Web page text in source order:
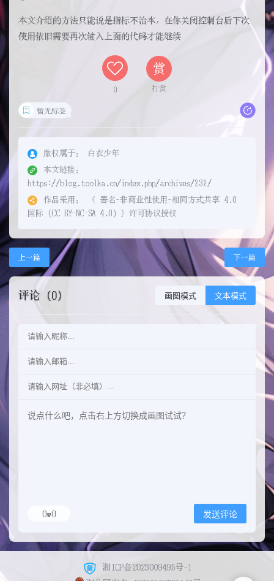
本文介绍的方法只能说是指标不治本，在你关闭控制台后下次
使用依旧需要再次输入上面的代码才能继续
0
赏
打赏
暂无标签
版权属于： 白衣少年
本文链接：
https://blog.toolka.cn/index.php/archives/232/
作品采用： 《 署名-非商业性使用-相同方式共享 4.0
国际 (CC BY-NC-SA 4.0)
》许可协议授权
上一篇 下一篇
评论 (0) 画图模式 文本模式
OwO 发送评论
湘ICP备2023009495号-1